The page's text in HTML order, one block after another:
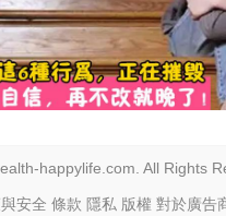
happylife.com. All Rights
安全 條款 隱私 版權 對於廣告